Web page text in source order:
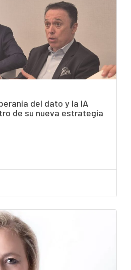
del dato y la IA
de su nueva estrategia